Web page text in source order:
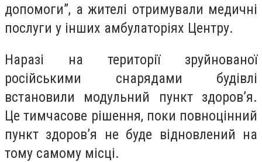
допомоги”, а жителі отримували медичні
послуги у інших амбулаторіях Центру.
Наразі на території зруйнованої
російськими снарядами будівлі
встановили модульний пункт здоровʼя.
Це тимчасове рішення, поки повноцінний
пункт здоров’я не буде відновлений на
тому самому місці.